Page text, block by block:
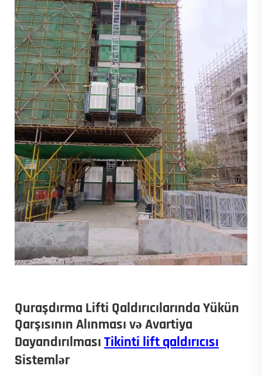
Quraşdırma Lifti Qaldırıcılarında Yükün
Qarşısının Alınması və Avartiya
Dayandırılması Tikinti lift qaldırıcısı
Sistemlər